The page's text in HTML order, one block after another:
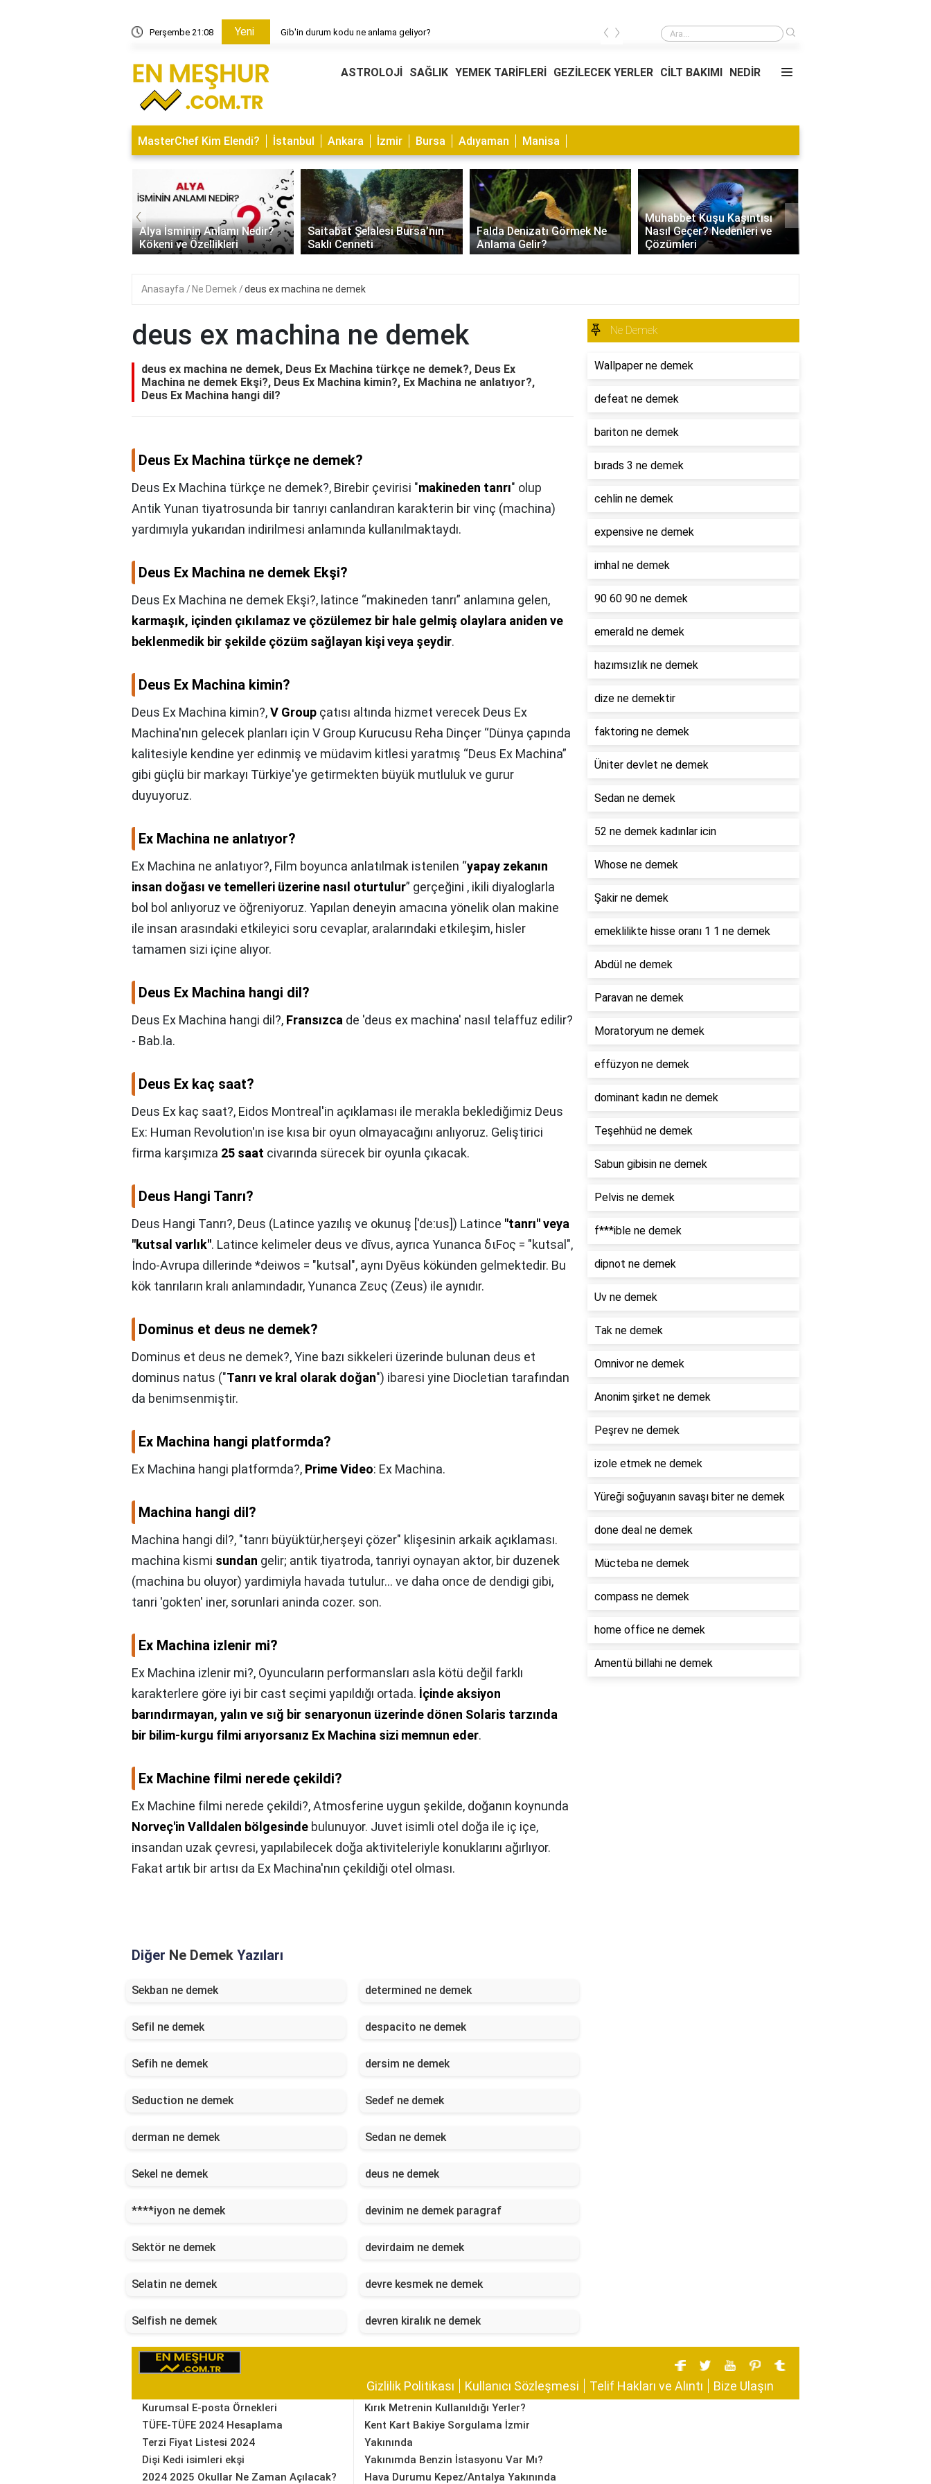
Perşembe 21:08 Yeni Gib'in durum kodu ne anlama geliyor? Gib'in durum kodu ne anlama geliyor?
‹ ›
ASTROLOJİ SAĞLIK YEMEK TARİFLERİ GEZİLECEK YERLER CİLT BAKIMI NEDİR
MasterChef Kim Elendi? İstanbul Ankara İzmir Bursa Adıyaman Manisa
Alya İsminin Anlamı Nedir?
Kökeni ve Özellikleri
Saitabat Şelalesi Bursa’nın
Saklı Cenneti
Falda Denizatı Görmek Ne
Anlama Gelir?
Muhabbet Kuşu Kaşıntısı
Nasıl Geçer? Nedenleri ve
Çözümleri
‹ ›
Anasayfa Ne Demek deus ex machina ne demek
deus ex machina ne demek
deus ex machina ne demek, Deus Ex Machina türkçe ne demek?, Deus Ex
Machina ne demek Ekşi?, Deus Ex Machina kimin?, Ex Machina ne anlatıyor?,
Deus Ex Machina hangi dil?
Deus Ex Machina türkçe ne demek?
Deus Ex Machina türkçe ne demek?, Birebir çevirisi "makineden tanrı" olup
Antik Yunan tiyatrosunda bir tanrıyı canlandıran karakterin bir vinç (machina)
yardımıyla yukarıdan indirilmesi anlamında kullanılmaktaydı.
Deus Ex Machina ne demek Ekşi?
Deus Ex Machina ne demek Ekşi?, latince “makineden tanrı” anlamına gelen,
karmaşık, içinden çıkılamaz ve çözülemez bir hale gelmiş olaylara aniden ve
beklenmedik bir şekilde çözüm sağlayan kişi veya şeydir.
Deus Ex Machina kimin?
Deus Ex Machina kimin?,V Group çatısı altında hizmet verecek Deus Ex
Machina'nın gelecek planları için V Group Kurucusu Reha Dinçer “Dünya çapında
kalitesiyle kendine yer edinmiş ve müdavim kitlesi yaratmış “Deus Ex Machina”
gibi güçlü bir markayı Türkiye'ye getirmekten büyük mutluluk ve gurur
duyuyoruz.
Ex Machina ne anlatıyor?
Ex Machina ne anlatıyor?, Film boyunca anlatılmak istenilen “yapay zekanın
insan doğası ve temelleri üzerine nasıl oturtulur” gerçeğini , ikili diyaloglarla
bol bol anlıyoruz ve öğreniyoruz. Yapılan deneyin amacına yönelik olan makine
ile insan arasındaki etkileyici soru cevaplar, aralarındaki etkileşim, hisler
tamamen sizi içine alıyor.
Deus Ex Machina hangi dil?
Deus Ex Machina hangi dil?, Fransızca de 'deus ex machina' nasıl telaffuz edilir?
- Bab.la.
Deus Ex kaç saat?
Deus Ex kaç saat?, Eidos Montreal'in açıklaması ile merakla beklediğimiz Deus
Ex: Human Revolution'ın ise kısa bir oyun olmayacağını anlıyoruz. Geliştirici
firma karşımıza 25 saat civarında sürecek bir oyunla çıkacak.
Deus Hangi Tanrı?
Deus Hangi Tanrı?, Deus (Latince yazılış ve okunuş ['deːus]) Latince "tanrı" veya
"kutsal varlık". Latince kelimeler deus ve dīvus, ayrıca Yunanca διFος = "kutsal",
İndo-Avrupa dillerinde *deiwos = "kutsal", aynı Dyēus kökünden gelmektedir. Bu
kök tanrıların kralı anlamındadır, Yunanca Ζευς (Zeus) ile aynıdır.
Dominus et deus ne demek?
Dominus et deus ne demek?,Yine bazı sikkeleri üzerinde bulunan deus et
dominus natus ("Tanrı ve kral olarak doğan") ibaresi yine Diocletian tarafından
da benimsenmiştir.
Ex Machina hangi platformda?
Ex Machina hangi platformda?, Prime Video: Ex Machina.
Machina hangi dil?
Machina hangi dil?, "tanrı büyüktür,herşeyi çözer" klişesinin arkaik açıklaması.
machina kismi sundan gelir; antik tiyatroda, tanriyi oynayan aktor, bir duzenek
(machina bu oluyor) yardimiyla havada tutulur... ve daha once de dendigi gibi,
tanri 'gokten' iner, sorunlari aninda cozer. son.
Ex Machina izlenir mi?
Ex Machina izlenir mi?, Oyuncuların performansları asla kötü değil farklı
karakterlere göre iyi bir cast seçimi yapıldığı ortada. İçinde aksiyon
barındırmayan, yalın ve sığ bir senaryonun üzerinde dönen Solaris tarzında
bir bilim-kurgu filmi arıyorsanız Ex Machina sizi memnun eder.
Ex Machine filmi nerede çekildi?
Ex Machine filmi nerede çekildi?,Atmosferine uygun şekilde, doğanın koynunda
Norveç'in Valldalen bölgesinde bulunuyor. Juvet isimli otel doğa ile iç içe,
insandan uzak çevresi, yapılabilecek doğa aktiviteleriyle konuklarını ağırlıyor.
Fakat artık bir artısı da Ex Machina'nın çekildiği otel olması.
Diğer Ne Demek Yazıları
Sekban ne demek determined ne demek
Sefil ne demek despacito ne demek
Sefih ne demek dersim ne demek
Seduction ne demek Sedef ne demek
derman ne demek Sedan ne demek
Sekel ne demek deus ne demek
****iyon ne demek devinim ne demek paragraf
Sektör ne demek devirdaim ne demek
Selatin ne demek devre kesmek ne demek
Selfish ne demek devren kiralık ne demek
Ne Demek
Wallpaper ne demek
defeat ne demek
bariton ne demek
bırads 3 ne demek
cehlin ne demek
expensive ne demek
imhal ne demek
90 60 90 ne demek
emerald ne demek
hazımsızlık ne demek
dize ne demektir
faktoring ne demek
Üniter devlet ne demek
Sedan ne demek
52 ne demek kadınlar icin
Whose ne demek
Şakir ne demek
emeklilikte hisse oranı 1 1 ne demek
Abdül ne demek
Paravan ne demek
Moratoryum ne demek
effüzyon ne demek
dominant kadın ne demek
Teşehhüd ne demek
Sabun gibisin ne demek
Pelvis ne demek
f***ible ne demek
dipnot ne demek
Uv ne demek
Tak ne demek
Omnivor ne demek
Anonim şirket ne demek
Peşrev ne demek
izole etmek ne demek
Yüreği soğuyanın savaşı biter ne demek
done deal ne demek
Mücteba ne demek
compass ne demek
home office ne demek
Amentü billahi ne demek
Gizlilik Politikası Kullanıcı Sözleşmesi Telif Hakları ve Alıntı Bize Ulaşın
Kurumsal E-posta Örnekleri
TÜFE-TÜFE 2024 Hesaplama
Terzi Fiyat Listesi 2024
Dişi Kedi isimleri ekşi
2024 2025 Okullar Ne Zaman Açılacak?
Kırık Metrenin Kullanıldığı Yerler?
Kent Kart Bakiye Sorgulama İzmir
Yakınında
Yakınımda Benzin İstasyonu Var Mı?
Hava Durumu Kepez/Antalya Yakınında